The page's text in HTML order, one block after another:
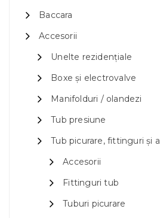
Baccara
Accesorii
Unelte rezidențiale
Boxe și electrovalve
Manifolduri / olandezi
Tub presiune
Tub picurare, fittinguri și
Accesorii
Fittinguri tub
Tuburi picurare